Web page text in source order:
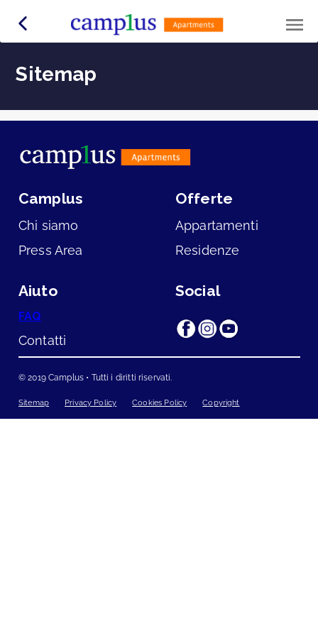
Sitemap
Camplus
Chi siamo
Press Area
Offerte
Appartamenti
Residenze
Aiuto
FAQ
Contatti
Social
© 2019 Camplus • Tutti i diritti riservati.
Sitemap Privacy Policy Cookies Policy Copyright